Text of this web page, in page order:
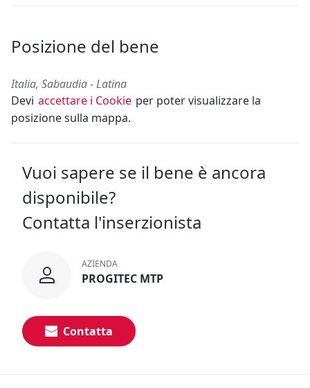
Posizione del bene
Italia, Sabaudia - Latina
Devi accettare i Cookie per poter visualizzare la
posizione sulla mappa.
Vuoi sapere se il bene è ancora
disponibile?
Contatta l'inserzionista
AZIENDA
PROGITEC MTP
Contatta